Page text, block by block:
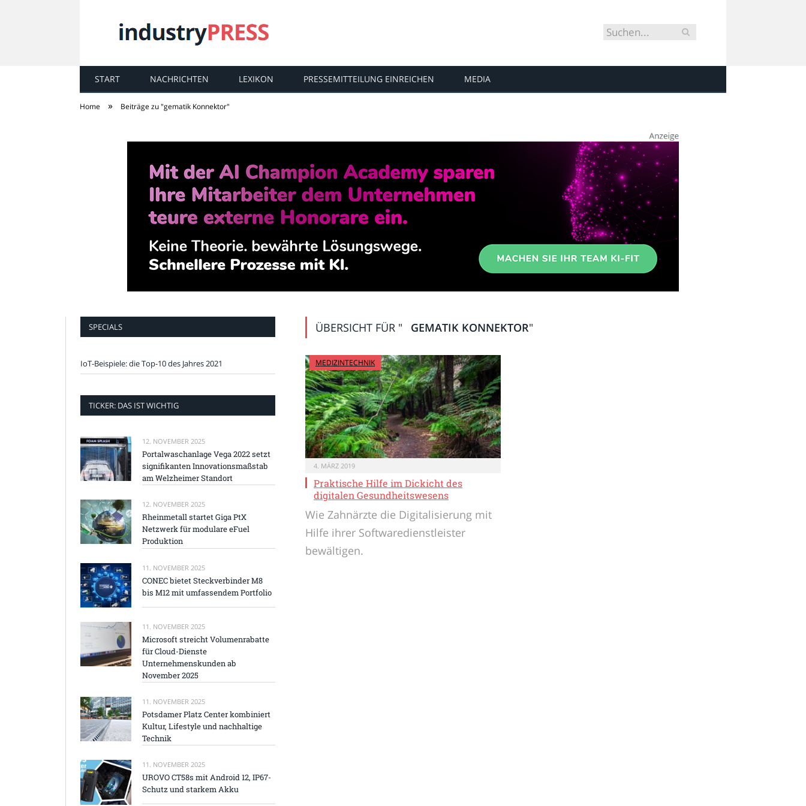
industryPRESS
START NACHRICHTEN LEXIKON PRESSEMITTEILUNG EINREICHEN MEDIA
Home » Beiträge zu "gematik Konnektor"
ÜBERSICHT FÜR " GEMATIK KONNEKTOR"
MEDIZINTECHNIK
4. MÄRZ 2019
Praktische Hilfe im Dickicht des
digitalen Gesundheitswesens
Wie Zahnärzte die Digitalisierung mit
Hilfe ihrer Softwaredienstleister
bewältigen.
SPECIALS
IoT-Beispiele: die Top-10 des Jahres 2021
TICKER: DAS IST WICHTIG
12. NOVEMBER 2025
Portalwaschanlage Vega 2022 setzt
signifikanten Innovationsmaßstab
am Welzheimer Standort
12. NOVEMBER 2025
Rheinmetall startet Giga PtX
Netzwerk für modulare eFuel
Produktion
11. NOVEMBER 2025
CONEC bietet Steckverbinder M8
bis M12 mit umfassendem Portfolio
11. NOVEMBER 2025
Microsoft streicht Volumenrabatte
für Cloud-Dienste
Unternehmenskunden ab
November 2025
11. NOVEMBER 2025
Potsdamer Platz Center kombiniert
Kultur, Lifestyle und nachhaltige
Technik
11. NOVEMBER 2025
UROVO CT58s mit Android 12, IP67-
Schutz und starkem Akku